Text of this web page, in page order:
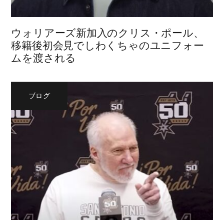
ウォリアーズ新加入のクリス・ポール、
移籍後初会見でしわくちゃのユニフォー
ムを渡される
ブログ